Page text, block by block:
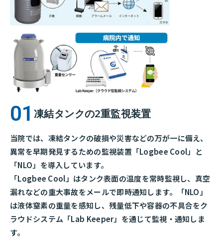
凍結タンクの2重監視装置
当院では、凍結タンクの破損や災害などの万が一に備え、
異常を早期発見するための監視装置「Logbee Cool」と
「NLO」を導入しています。
「Logbee Cool」はタンク表面の温度を常時監視し、真空
漏れなどの重大事故をメールで即時通知します。「NLO」
は液体窒素の重量を感知し、残量低下や容器の不具合をク
ラウドシステム「Lab Keeper」を通じて監視・通知しま
す。